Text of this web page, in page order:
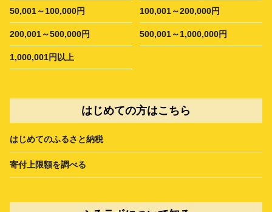
50,001～100,000円 100,001～200,000円
200,001～500,000円 500,001～1,000,000円
1,000,001円以上
はじめての方はこちら
はじめてのふるさと納税
寄付上限額を調べる